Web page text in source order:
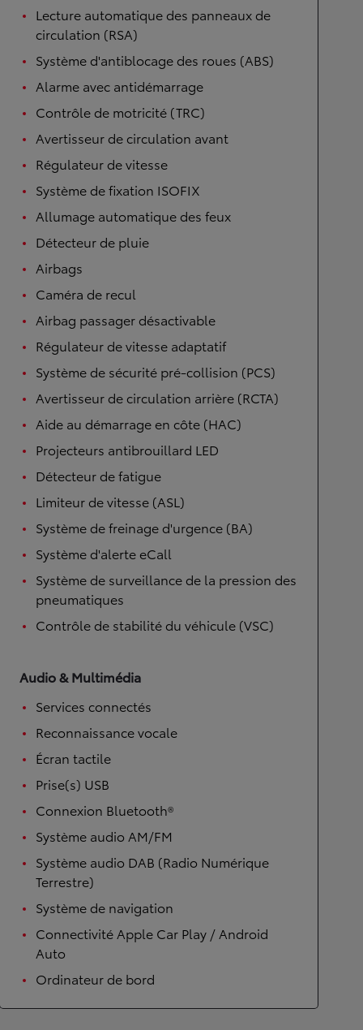
Lecture automatique des panneaux de
circulation (RSA)
Système d'antiblocage des roues (ABS)
Alarme avec antidémarrage
Contrôle de motricité (TRC)
Avertisseur de circulation avant
Régulateur de vitesse
Système de fixation ISOFIX
Allumage automatique des feux
Détecteur de pluie
Airbags
Caméra de recul
Airbag passager désactivable
Régulateur de vitesse adaptatif
Système de sécurité pré-collision (PCS)
Avertisseur de circulation arrière (RCTA)
Aide au démarrage en côte (HAC)
Projecteurs antibrouillard LED
Détecteur de fatigue
Limiteur de vitesse (ASL)
Système de freinage d'urgence (BA)
Système d'alerte eCall
Système de surveillance de la pression des
pneumatiques
Contrôle de stabilité du véhicule (VSC)
Audio & Multimédia
Services connectés
Reconnaissance vocale
Écran tactile
Prise(s) USB
Connexion Bluetooth®
Système audio AM/FM
Système audio DAB (Radio Numérique
Terrestre)
Système de navigation
Connectivité Apple Car Play / Android
Auto
Ordinateur de bord